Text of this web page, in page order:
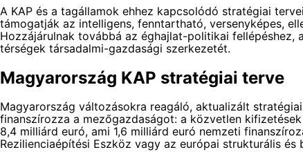
A KAP és a tagállamok ehhez kapcsolódó stratégiai
támogatják az intelligens, fenntartható, versenyképes,
Hozzájárulnak továbbá az éghajlat-politikai
térségek társadalmi-gazdasági szerkezetét.
Magyarország KAP stratégiai terve
Magyarország változásokra reagáló, aktualizált
finanszírozza a mezőgazdaságot: a közvetlen
8,4 milliárd euró, ami 1,6 milliárd euró nemzeti
Rezilienciaépítési Eszköz vagy az európai strukturális